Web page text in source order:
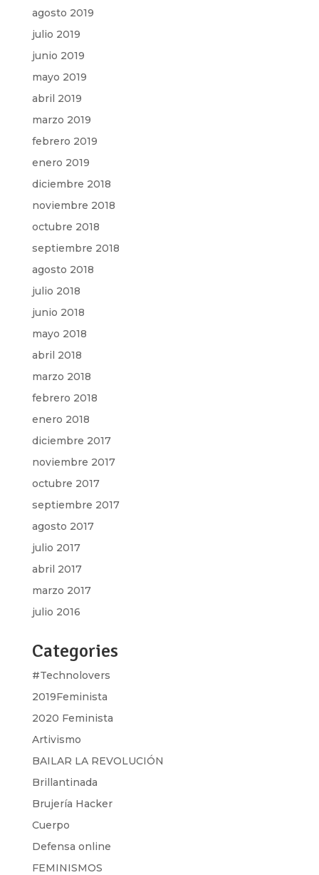
agosto 2019
julio 2019
junio 2019
mayo 2019
abril 2019
marzo 2019
febrero 2019
enero 2019
diciembre 2018
noviembre 2018
octubre 2018
septiembre 2018
agosto 2018
julio 2018
junio 2018
mayo 2018
abril 2018
marzo 2018
febrero 2018
enero 2018
diciembre 2017
noviembre 2017
octubre 2017
septiembre 2017
agosto 2017
julio 2017
abril 2017
marzo 2017
julio 2016
Categories
#Technolovers
2019Feminista
2020 Feminista
Artivismo
BAILAR LA REVOLUCIÓN
Brillantinada
Brujería Hacker
Cuerpo
Defensa online
FEMINISMOS